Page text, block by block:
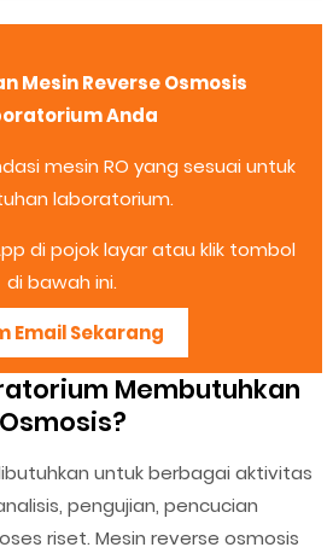
Mesin Reverse Osmosis
Anda
mesin RO yang sesuai untuk
laboratorium.
di pojok layar atau klik tombol
di bawah ini.
Email Sekarang
Membutuhkan
untuk berbagai aktivitas
pengujian, pencucian
riset. Mesin reverse osmosis